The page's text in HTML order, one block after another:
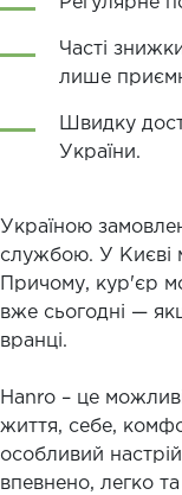
Часті
лише
Швидку
України.
Україною
службою. У Києві
Причому, кур'єр
вже сьогодні —
вранці.
Hanro – це
життя, себе,
особливий
впевнено, легко